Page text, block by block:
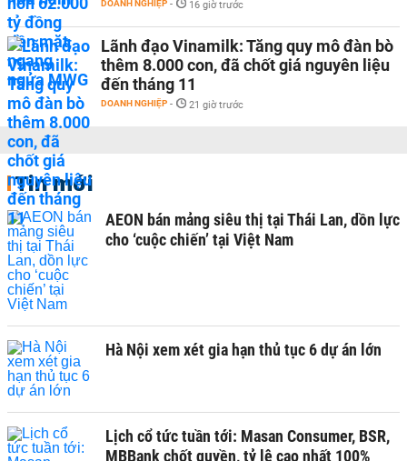
DOANH NGHIỆP - 16 giờ trước
Lãnh đạo Vinamilk: Tăng quy mô đàn bò
thêm 8.000 con, đã chốt giá nguyên liệu
đến tháng 11
DOANH NGHIỆP - 21 giờ trước
Tin mới
AEON bán mảng siêu thị tại Thái Lan, dồn lực
cho ‘cuộc chiến’ tại Việt Nam
Hà Nội xem xét gia hạn thủ tục 6 dự án lớn
Lịch cổ tức tuần tới: Masan Consumer, BSR,
MBBank chốt quyền, tỷ lệ cao nhất 100%